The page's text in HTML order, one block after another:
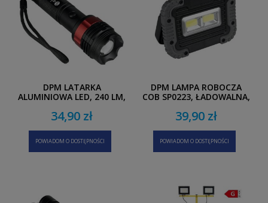
DPM LATARKA
ALUMINIOWA LED, 240 LM,
34,90 zł
POWIADOM O DOSTĘPNOŚCI
DPM LAMPA ROBOCZA
COB SP0223, ŁADOWALNA,
39,90 zł
POWIADOM O DOSTĘPNOŚCI